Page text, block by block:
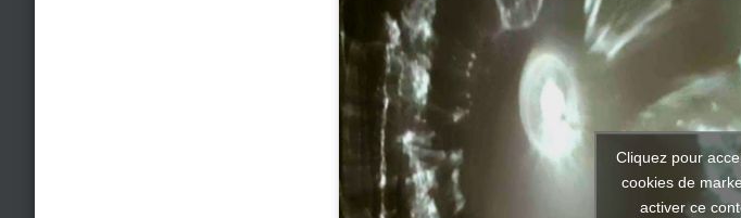
Cliquez pour
cookies de
activer ce